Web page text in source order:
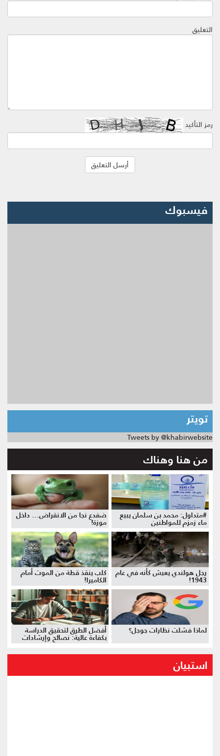
التعليق
رمز التأكيد
فيسبوك
تويتر
Tweets by @khabirwebsite
من هنا وهناك
#متداول: محمد بن سلمان يبيع
ماء زمزم للمواطنين
ضفدع نجا من الانقراض... داخل
موزة!
رجل هولندي يعيش كأنه في عام
1943!
كلب ينقذ قطة من الموت أمام
الكاميرا!
لماذا فشلت نظارات جوجل؟ أفضل الطرق لتحقيق الدراسة
بكفاءة عالية: نصائح وإرشادات
استبيان